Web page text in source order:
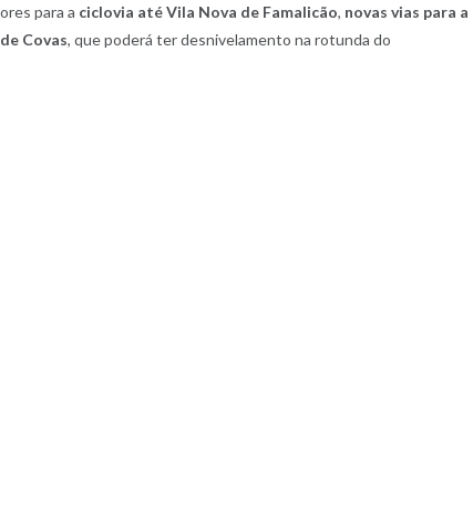
para a ciclovia até Vila Nova de Famalicão, novas vias para a
Covas, que poderá ter desnivelamento na rotunda do